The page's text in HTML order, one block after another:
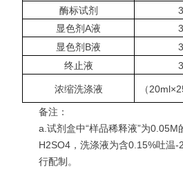
酶标试剂
显色剂A液
显色剂B液
终止液
浓缩洗涤液 （
备注：
a 试剂盒中“样品稀释液”为0.05M
H2SO4，洗涤液为含0.15%吐温-
行配制。